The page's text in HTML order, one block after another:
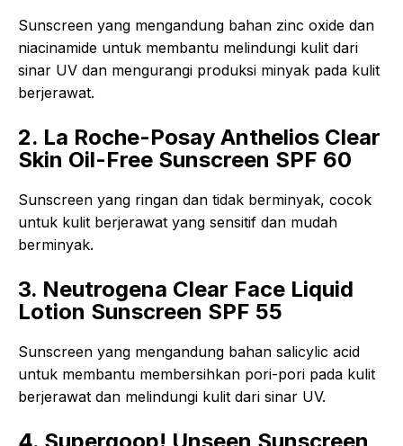
Sunscreen yang mengandung bahan zinc oxide dan
niacinamide untuk membantu melindungi kulit dari
sinar UV dan mengurangi produksi minyak pada kulit
berjerawat.
2. La Roche-Posay Anthelios Clear
Skin Oil-Free Sunscreen SPF 60
Sunscreen yang ringan dan tidak berminyak, cocok
untuk kulit berjerawat yang sensitif dan mudah
berminyak.
3. Neutrogena Clear Face Liquid
Lotion Sunscreen SPF 55
Sunscreen yang mengandung bahan salicylic acid
untuk membantu membersihkan pori-pori pada kulit
berjerawat dan melindungi kulit dari sinar UV.